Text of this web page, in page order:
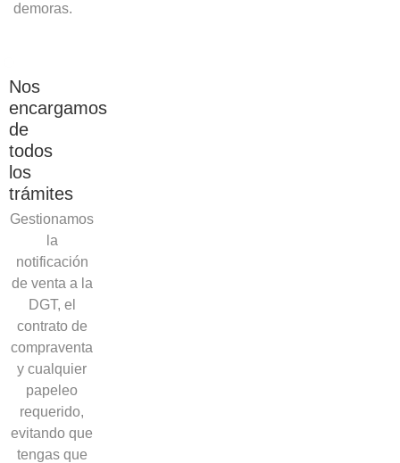
demoras.
Nos
encargamos
de
todos
los
trámites
Gestionamos
la
notificación
de venta a la
DGT, el
contrato de
compraventa
y cualquier
papeleo
requerido,
evitando que
tengas que